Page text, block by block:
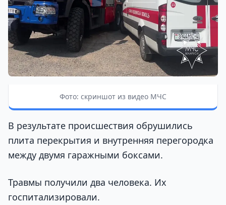
Фото: скриншот из видео МЧС
В результате происшествия обрушились
плита перекрытия и внутренняя перегородка
между двумя гаражными боксами.
Травмы получили два человека. Их
госпитализировали.